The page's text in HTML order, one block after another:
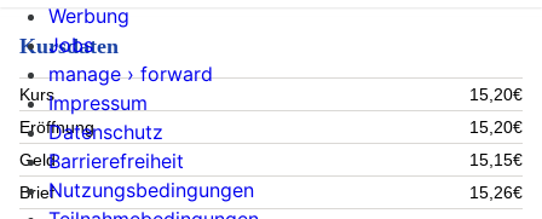
Kursdaten
Kurs
15,20€
Eröffnung
15,20€
Geld
15,15€
Brief
15,26€
Werbung
Jobs
manage › forward
Impressum
Datenschutz
Barrierefreiheit
Nutzungsbedingungen